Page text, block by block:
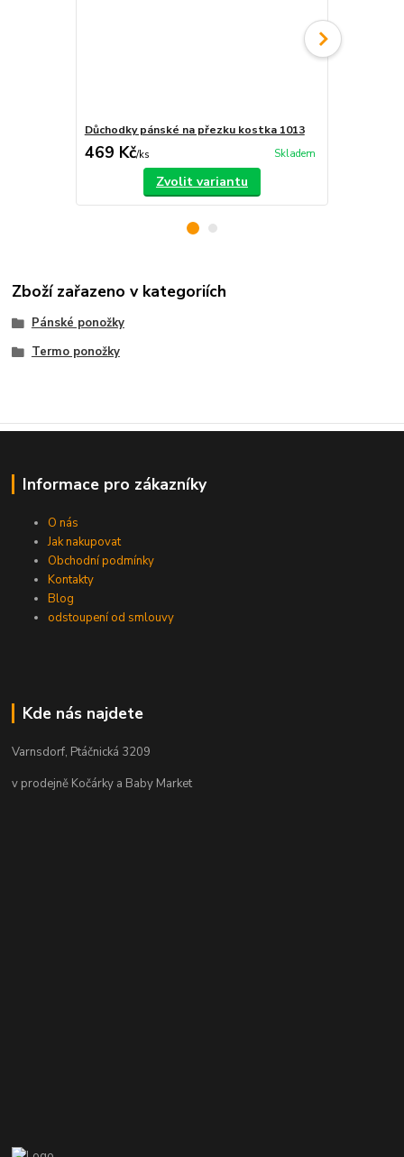
Důchodky pánské na přezku kostka 1013
469 Kč/ks Skladem
Zvolit variantu
Zboží zařazeno v kategoriích
Pánské ponožky
Termo ponožky
Informace pro zákazníky
O nás
Jak nakupovat
Obchodní podmínky
Kontakty
Blog
odstoupení od smlouvy
Kde nás najdete
Varnsdorf, Ptáčnická 3209
v prodejně Kočárky a Baby Market